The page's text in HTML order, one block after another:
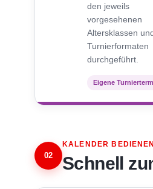
den jeweils
vorgesehenen
Altersklassen
Turnierformaten
durchgeführt.
Eigene
02
KALENDER
Schnell